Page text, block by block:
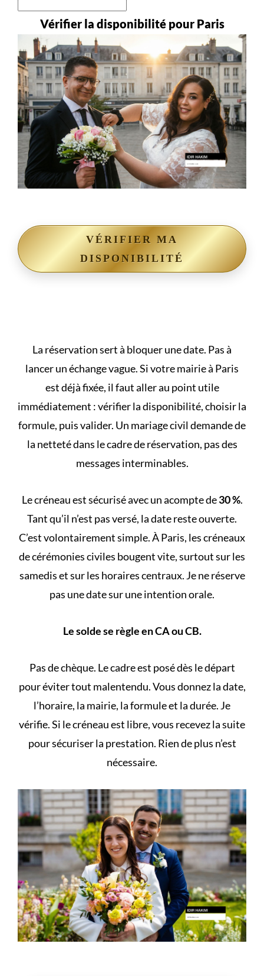
Vérifier la disponibilité pour Paris
VÉRIFIER MA
DISPONIBILITÉ
La réservation sert à bloquer une date. Pas à
lancer un échange vague. Si votre mairie à Paris
est déjà fixée, il faut aller au point utile
immédiatement : vérifier la disponibilité, choisir la
formule, puis valider. Un mariage civil demande de
la netteté dans le cadre de réservation, pas des
messages interminables.
Le créneau est sécurisé avec un acompte de30 %.
Tant qu’il n’est pas versé, la date reste ouverte.
C’est volontairement simple. À Paris, les créneaux
de cérémonies civiles bougent vite, surtout sur les
samedis et sur les horaires centraux. Je ne réserve
pas une date sur une intention orale.
Le solde se règle en CA ou CB.
Pas de chèque. Le cadre est posé dès le départ
pour éviter tout malentendu. Vous donnez la date,
l’horaire, la mairie, la formule et la durée. Je
vérifie. Si le créneau est libre, vous recevez la suite
pour sécuriser la prestation. Rien de plus n’est
nécessaire.